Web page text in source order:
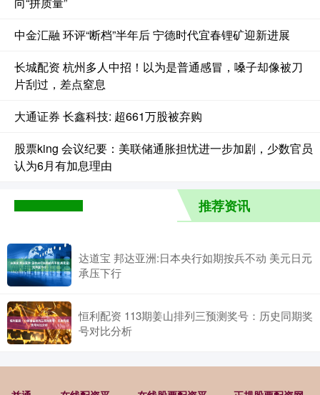
中金汇融 环评“断档”半年后 宁德时代宜春锂矿迎新进展
长城配资 杭州多人中招！以为是普通感冒，嗓子却像被刀
片刮过，差点窒息
大通证券 长鑫科技: 超661万股被弃购
股票king 会议纪要：美联储通胀担忧进一步加剧，少数官员
认为6月有加息理由
推荐资讯
达道宝 邦达亚洲:日本央行如期按兵不动 美元日元
承压下行
恒利配资 113期姜山排列三预测奖号：历史同期奖
号对比分析